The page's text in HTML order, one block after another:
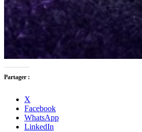
Partager :
X
Facebook
WhatsApp
LinkedIn